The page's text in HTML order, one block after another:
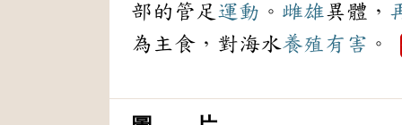
部的管足 運動 。 雌雄異體，
為主食，對海水養殖 有害 。